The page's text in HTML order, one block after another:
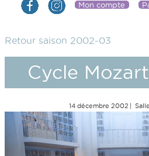
Mon compte
Retour saison 2002-03
Cycle
14 décembre 2002